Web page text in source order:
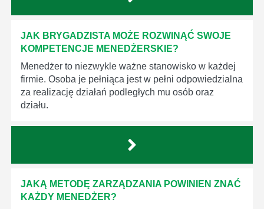
JAK BRYGADZISTA MOŻE ROZWINĄĆ SWOJE
KOMPETENCJE MENEDŻERSKIE?
Menedżer to niezwykle ważne stanowisko w każdej
firmie. Osoba je pełniąca jest w pełni odpowiedzialna
za realizację działań podległych mu osób oraz
działu.
JAKĄ METODĘ ZARZĄDZANIA POWINIEN ZNAĆ
KAŻDY MENEDŻER?